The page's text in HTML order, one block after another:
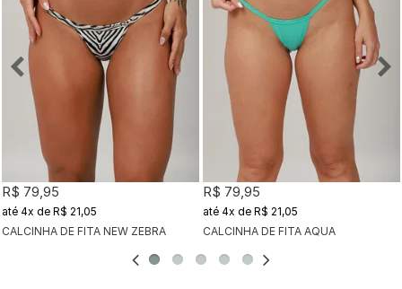
CALCINHA DE FITA NEW ZEBRA
R$ 79,95
4x de R$ 21,05
CALCINHA DE FITA AQUA
R$ 79,95
4x de R$ 21,05